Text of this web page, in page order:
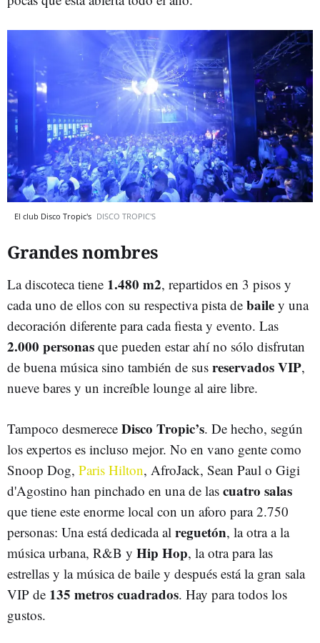
El club Disco Tropic's DISCO TROPIC'S
Grandes nombres
La discoteca tiene 1.480 m2, repartidos en 3 pisos y
cada uno de ellos con su respectiva pista de baile y una
decoración diferente para cada fiesta y evento. Las
2.000 personas que pueden estar ahí no sólo disfrutan
de buena música sino también de sus reservados VIP,
nueve bares y un increíble lounge al aire libre.
Tampoco desmerece Disco Tropic’s. De hecho, según
los expertos es incluso mejor. No en vano gente como
Snoop Dog, Paris Hilton, AfroJack, Sean Paul o Gigi
d'Agostino han pinchado en una de las cuatro salas
que tiene este enorme local con un aforo para 2.750
personas: Una está dedicada al reguetón, la otra a la
música urbana, R&B y Hip Hop, la otra para las
estrellas y la música de baile y después está la gran sala
VIP de 135 metros cuadrados. Hay para todos los
gustos.